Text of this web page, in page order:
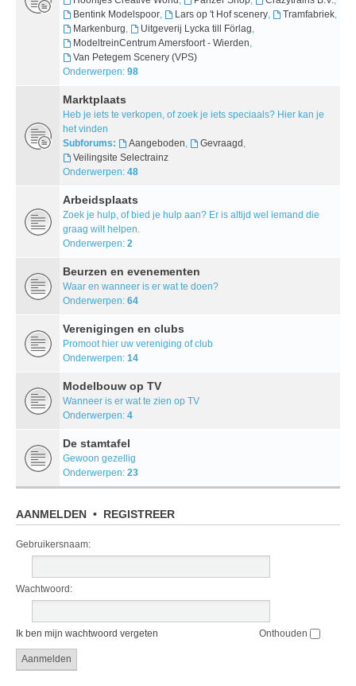
Bentink Modelspoor, Lars op 't Hof scenery, Tramfabriek,
Markenburg, Uitgeverij Lycka till Förlag,
ModeltreinCentrum Amersfoort - Wierden,
Van Petegem Scenery (VPS)
Onderwerpen: 98
Marktplaats
Heb je iets te verkopen, of zoek je iets speciaals? Hier kan je
het vinden
Subforums:
Aangeboden, Gevraagd,
Veilingsite Selectrainz
Onderwerpen: 48
Arbeidsplaats
Zoek je hulp, of bied je hulp aan? Er is altijd wel iemand die
graag wilt helpen.
Onderwerpen: 2
Beurzen en evenementen
Waar en wanneer is er wat te doen?
Onderwerpen: 64
Verenigingen en clubs
Promoot hier uw vereniging of club
Onderwerpen: 14
Modelbouw op TV
Wanneer is er wat te zien op TV
Onderwerpen: 4
De stamtafel
Gewoon gezellig
Onderwerpen: 23
AANMELDEN • REGISTREER
Gebruikersnaam:
Wachtwoord:
Ik ben mijn wachtwoord vergeten Onthouden